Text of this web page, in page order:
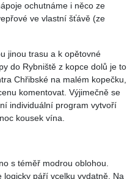
ochutnáme i něco ze
ve vlastní šťávě (ze
jinou trasu a k opětovné
do Rybniště z kopce dolů je to
Chřibské na malém kopečku,
komentovat. Výjimečně se
individuální program vytvoří
kousek vína.
s téměř modrou oblohou.
logicky páří vcelku vydatně. Na